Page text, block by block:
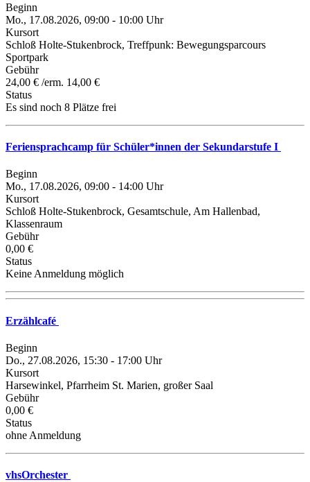
Beginn
Mo., 17.08.2026, 09:00 - 10:00 Uhr
Kursort
Schloß Holte-Stukenbrock, Treffpunk: Bewegungsparcours
Sportpark
Gebühr
24,00 € /erm. 14,00 €
Status
Es sind noch 8 Plätze frei
Feriensprachcamp für Schüler*innen der Sekundarstufe I
Beginn
Mo., 17.08.2026, 09:00 - 14:00 Uhr
Kursort
Schloß Holte-Stukenbrock, Gesamtschule, Am Hallenbad,
Klassenraum
Gebühr
0,00 €
Status
Keine Anmeldung möglich
Erzählcafé
Beginn
Do., 27.08.2026, 15:30 - 17:00 Uhr
Kursort
Harsewinkel, Pfarrheim St. Marien, großer Saal
Gebühr
0,00 €
Status
ohne Anmeldung
vhsOrchester